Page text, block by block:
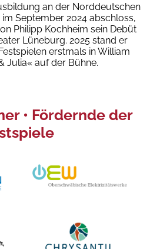
an der Norddeutschen
September 2024 abschloss,
Philipp Kochheim sein Debüt
Lüneburg. 2025 stand er
erstmals in William
Julia« auf der Bühne.
• Fördernde der